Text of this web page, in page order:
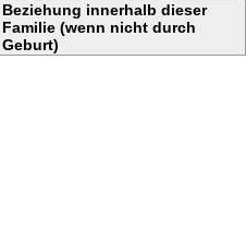
Beziehung innerhalb dieser
Familie (wenn nicht durch
Geburt)